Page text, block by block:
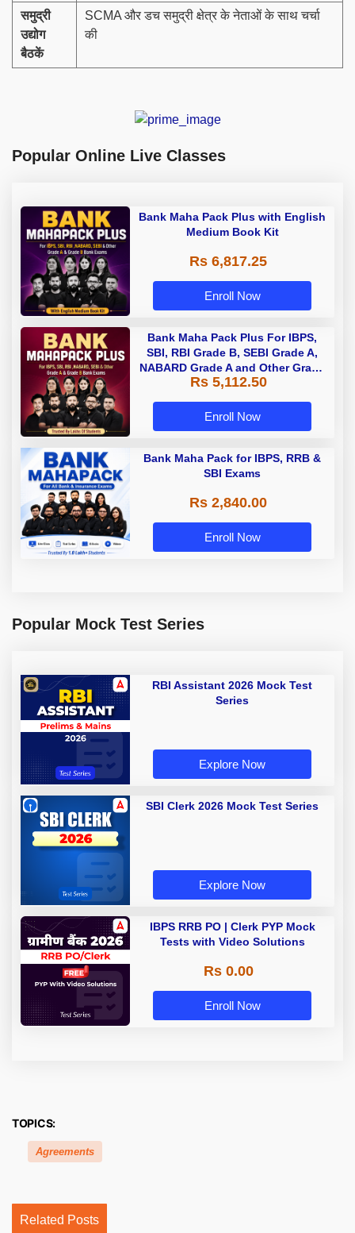
समुद्री
उद्योग
बैठकें
SCMA और डच समुद्री क्षेत्र के नेताओं के साथ चर्चा
की
Popular Online Live Classes
Bank Maha Pack Plus with English
Medium Book Kit
Rs 6,817.25
Enroll Now
Bank Maha Pack Plus For IBPS,
SBI, RBI Grade B, SEBI Grade A,
NABARD Grade A and Other Grade
A & Grade B Bank Exams
Rs 5,112.50
Enroll Now
Bank Maha Pack for IBPS, RRB &
SBI Exams
Rs 2,840.00
Enroll Now
Popular Mock Test Series
RBI Assistant 2026 Mock Test
Series
Explore Now
SBI Clerk 2026 Mock Test Series
Explore Now
IBPS RRB PO | Clerk PYP Mock
Tests with Video Solutions
Rs 0.00
Enroll Now
TOPICS:
Agreements
Related Posts